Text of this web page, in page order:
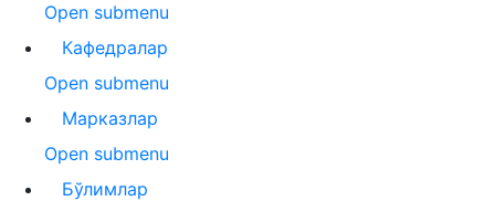
Open submenu
Кафедралар
Open submenu
Марказлар
Open submenu
Бўлимлар